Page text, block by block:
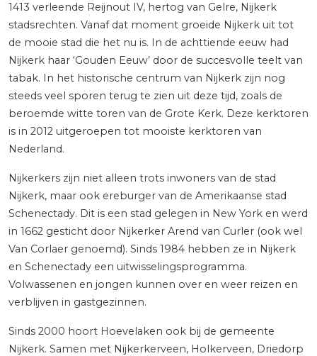
1413 verleende Reijnout IV, hertog van Gelre, Nijkerk
stadsrechten. Vanaf dat moment groeide Nijkerk uit tot
de mooie stad die het nu is. In de achttiende eeuw had
Nijkerk haar ‘Gouden Eeuw’ door de succesvolle teelt van
tabak. In het historische centrum van Nijkerk zijn nog
steeds veel sporen terug te zien uit deze tijd, zoals de
beroemde witte toren van de Grote Kerk. Deze kerktoren
is in 2012 uitgeroepen tot mooiste kerktoren van
Nederland.
Nijkerkers zijn niet alleen trots inwoners van de stad
Nijkerk, maar ook ereburger van de Amerikaanse stad
Schenectady. Dit is een stad gelegen in New York en werd
in 1662 gesticht door Nijkerker Arend van Curler (ook wel
Van Corlaer genoemd). Sinds 1984 hebben ze in Nijkerk
en Schenectady een uitwisselingsprogramma.
Volwassenen en jongen kunnen over en weer reizen en
verblijven in gastgezinnen.
Sinds 2000 hoort Hoevelaken ook bij de gemeente
Nijkerk. Samen met Nijkerkerveen, Holkerveen, Driedorp